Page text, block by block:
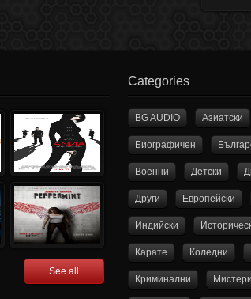
See all
Categories
BG AUDIO Азиатски
Биографичен
Военни Детски
Други Европейски
Индийски
Карате Коледни
Криминални